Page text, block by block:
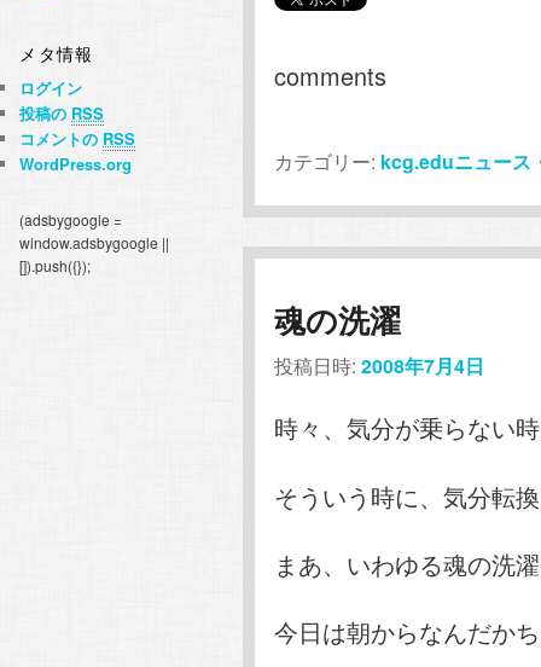
comments
カテゴリー: kcg.eduニュース
魂の洗濯
投稿日時: 2008年7月4日
時々、気分が乗らない
そういう時に、気分転
まあ、いわゆる魂の洗
今日は朝からなんだか
メタ情報
ログイン
投稿の RSS
コメントの RSS
WordPress.org
(adsbygoogle =
window.adsbygoogle ||
[]).push({});